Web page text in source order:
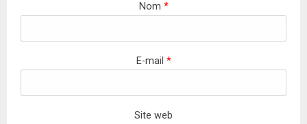
Nom *
E-mail *
Site web